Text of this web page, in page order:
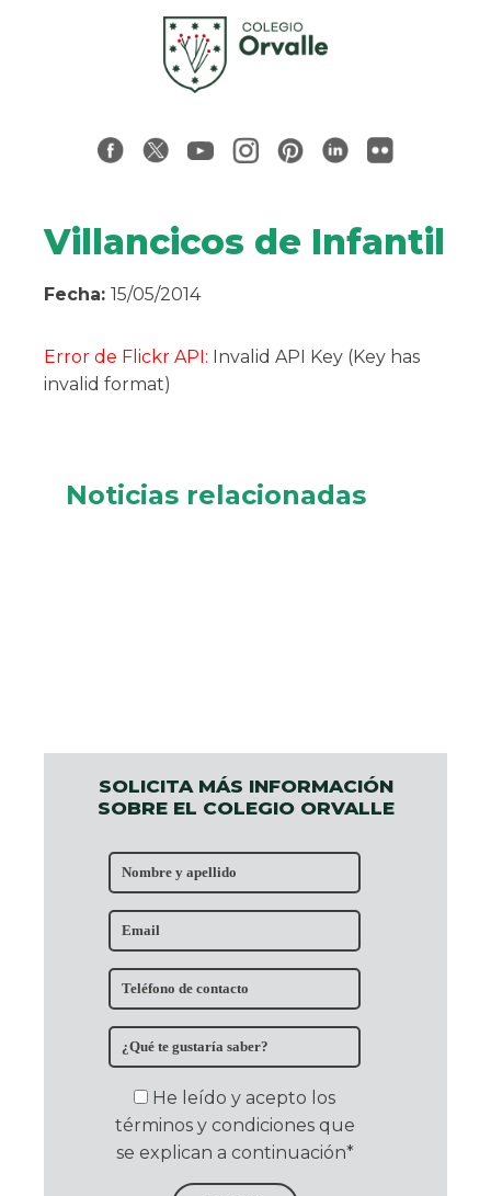
SOLICITA MÁS INFORMACIÓN
SOBRE EL COLEGIO ORVALLE
He leído y acepto los
términos y condiciones que
se explican a continuación*
Villancicos de Infantil
Fecha: 15/05/2014
Error de Flickr API: Invalid API Key (Key has
invalid format)
Noticias relacionadas